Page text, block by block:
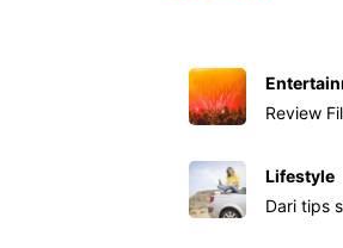
Review
Lifestyle
Dari tips